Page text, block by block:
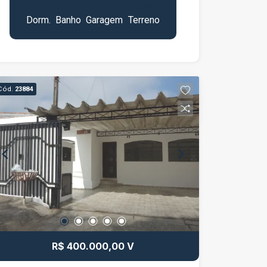
Ótima oportunidade para morar com
conforto e funcionalidade. Agende uma
Dorm. Banho Garagem Terreno
23884
R$ 400.000,00 V